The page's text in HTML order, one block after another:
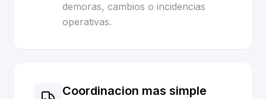
demoras, cambios o incidencias
operativas.
Coordinacion mas simple